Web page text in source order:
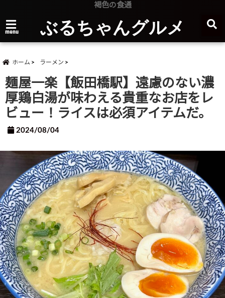
褐色の食通
menu ぶるちゃんグルメ
ホーム ラーメン
麺屋一楽【飯田橋駅】遠慮のない濃
厚鶏白湯が味わえる貴重なお店をレ
ビュー！ライスは必須アイテムだ。
2024/08/04